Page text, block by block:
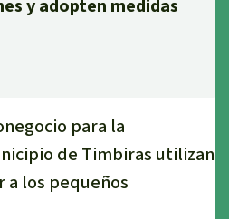
y adopten medidas
para la
de Timbiras utilizan
a los pequeños